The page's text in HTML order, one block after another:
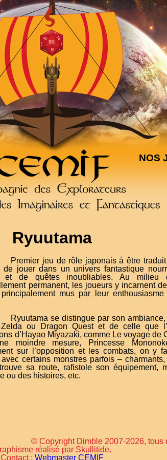
NOS
Ryuutama
Premier jeu de rôle japonais à être
de jouer dans un univers fantastique
et de quêtes inoubliables. Au milieu
permanent, les joueurs y incarnent
principalement mus par leur
Ryuutama se distingue par son
Zelda ou Dragon Quest et de celle que
d’Hayao Miyazaki, comme Le voyage de
moindre mesure, Princesse
sur l’opposition et les combats, on y
certains monstres parfois ‒
sa route, rafistole son équipement,
ou des histoires, etc.
© Copyright Dimble 2007-2026, tous
réalisé par Skullitide.
Contact : Webmaster CEMIF